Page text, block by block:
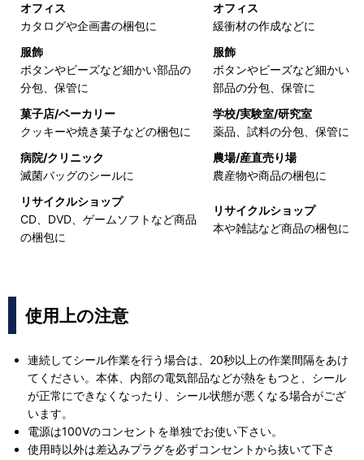
オフィス
カタログや企画書の梱包に
オフィス
緩衝材の作成などに
服飾
ボタンやビーズなど細かい部品の
分包、保管に
服飾
ボタンやビーズなど細かい
部品の分包、保管に
菓子店/ベーカリー
クッキーや焼き菓子などの梱包に
学校/実験室/研究室
薬品、試料の分包、保管に
病院/クリニック
滅菌バッグのシールに
農場/産直売り場
農産物や商品の梱包に
リサイクルショップ
CD、DVD、ゲームソフトなど商品
の梱包に
リサイクルショップ
本や雑誌など商品の梱包に
使用上の注意
連続してシール作業を行う場合は、20秒以上の作業間隔をあけ
てください。本体、内部の電気部品などが熱をもつと、シール
が正常にできなくなったり、シール状態が悪くなる場合がござ
います。
電源は100Vのコンセントを単独でお使い下さい。
使用時以外は差込みプラグを必ずコンセントから抜いて下さ